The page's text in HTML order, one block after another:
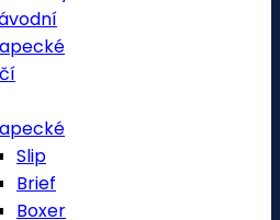
Slip
Brief
Boxer